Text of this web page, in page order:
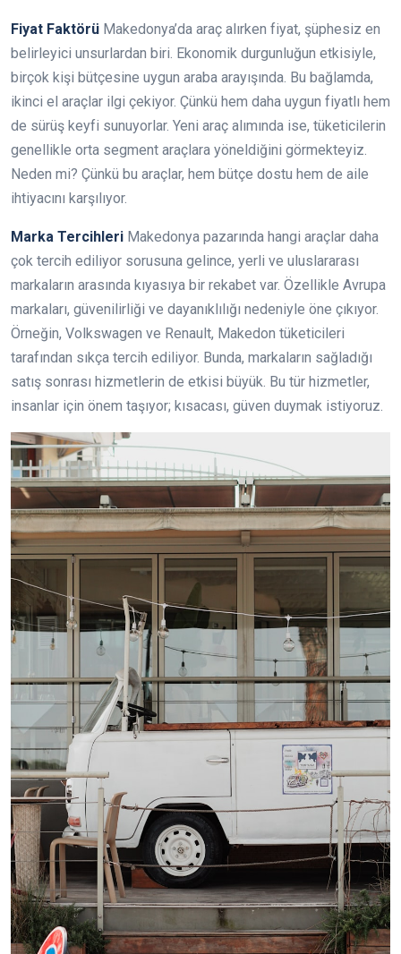
Fiyat Faktörü Makedonya’da araç alırken fiyat, şüphesiz en
belirleyici unsurlardan biri. Ekonomik durgunluğun etkisiyle,
birçok kişi bütçesine uygun araba arayışında. Bu bağlamda,
ikinci el araçlar ilgi çekiyor. Çünkü hem daha uygun fiyatlı hem
de sürüş keyfi sunuyorlar. Yeni araç alımında ise, tüketicilerin
genellikle orta segment araçlara yöneldiğini görmekteyiz.
Neden mi? Çünkü bu araçlar, hem bütçe dostu hem de aile
ihtiyacını karşılıyor.
Marka Tercihleri Makedonya pazarında hangi araçlar daha
çok tercih ediliyor sorusuna gelince, yerli ve uluslararası
markaların arasında kıyasıya bir rekabet var. Özellikle Avrupa
markaları, güvenilirliği ve dayanıklılığı nedeniyle öne çıkıyor.
Örneğin, Volkswagen ve Renault, Makedon tüketicileri
tarafından sıkça tercih ediliyor. Bunda, markaların sağladığı
satış sonrası hizmetlerin de etkisi büyük. Bu tür hizmetler,
insanlar için önem taşıyor; kısacası, güven duymak istiyoruz.